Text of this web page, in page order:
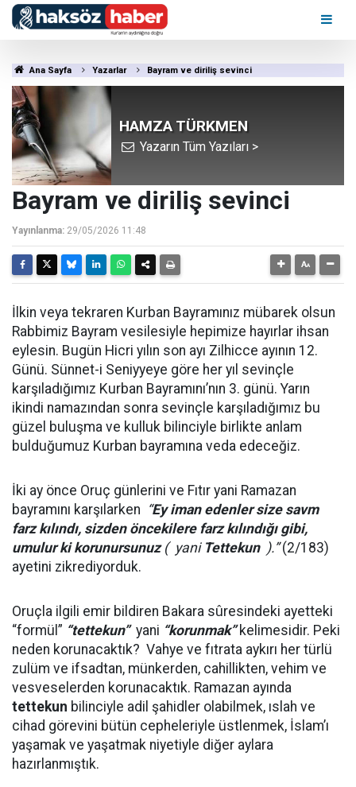
Ana Sayfa Yazarlar Bayram ve diriliş sevinci
HAMZA TÜRKMEN
Yazarın Tüm Yazıları >
Bayram ve diriliş sevinci
Yayınlanma: 29/05/2026 11:48
İlkin veya tekraren Kurban Bayramınız mübarek olsun
Rabbimiz Bayram vesilesiyle hepimize hayırlar ihsan
eylesin. Bugün Hicri yılın son ayı Zilhicce ayının 12.
Günü. Sünnet-i Seniyyeye göre her yıl sevinçle
karşıladığımız Kurban Bayramını’nın 3. günü. Yarın
ikindi namazından sonra sevinçle karşıladığımız bu
güzel buluşma ve kulluk bilinciyle birlikte anlam
bulduğumuz Kurban bayramına veda edeceğiz.
İki ay önce Oruç günlerini ve Fıtır yani Ramazan
bayramını karşılarken “Ey iman edenler size savm
farz kılındı, sizden öncekilere farz kılındığı gibi,
umulur ki korunursunuz( yani Tettekun ).”(2/183)
ayetini zikrediyorduk.
Oruçla ilgili emir bildiren Bakara sûresindeki ayetteki
“formül” “tettekun” yani “korunmak”kelimesidir. Peki
neden korunacaktık? Vahye ve fıtrata aykırı her türlü
zulüm ve ifsadtan, münkerden, cahillikten, vehim ve
vesveselerden korunacaktık. Ramazan ayında
tettekun bilinciyle adil şahidler olabilmek, ıslah ve
cihad görevini bütün cepheleriyle üstlenmek, İslam’ı
yaşamak ve yaşatmak niyetiyle diğer aylara
hazırlanmıştık.